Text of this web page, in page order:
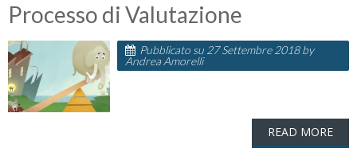
Processo di Valutazione
Pubblicato su 27 Settembre 2018by
Andrea Amorelli
READ MORE